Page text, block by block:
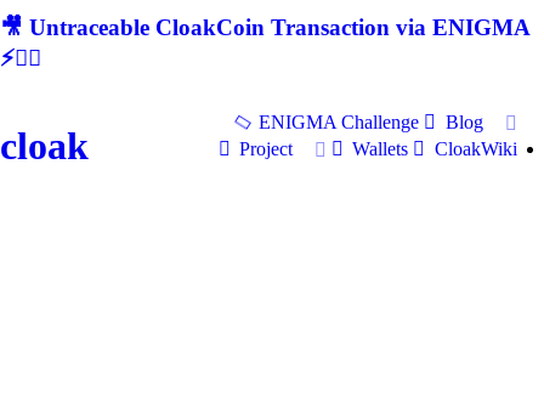
🎥 Untraceable CloakCoin Transaction via ENIGMA
⚡🕵‍♂
cloak
ENIGMA Challenge
Blog
Project
Wallets CloakWiki